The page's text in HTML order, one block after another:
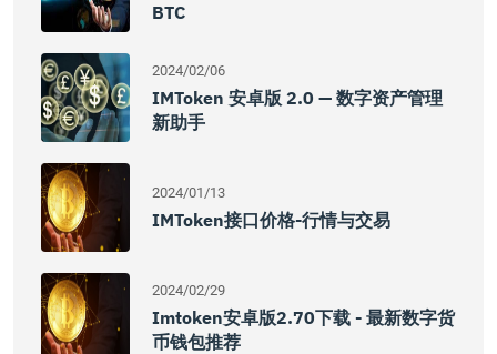
BTC
2024/02/06
IMToken 安卓版 2.0 — 数字资产管理
新助手
2024/01/13
IMToken接口价格-行情与交易
2024/02/29
Imtoken安卓版2.70下载 - 最新数字货
币钱包推荐